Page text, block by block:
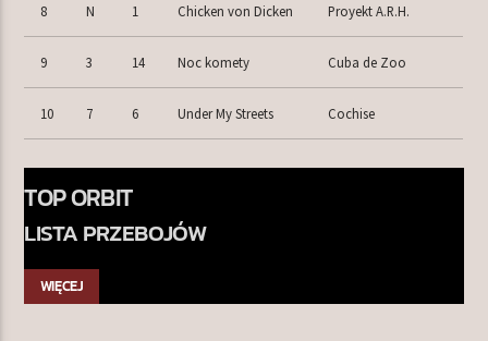
8 N 1 Chicken von Dicken Proyekt A.R.H.
9 3 14 Noc komety Cuba de Zoo
10 7 6 Under My Streets Cochise
TOP ORBIT
LISTA PRZEBOJÓW
WIĘCEJ